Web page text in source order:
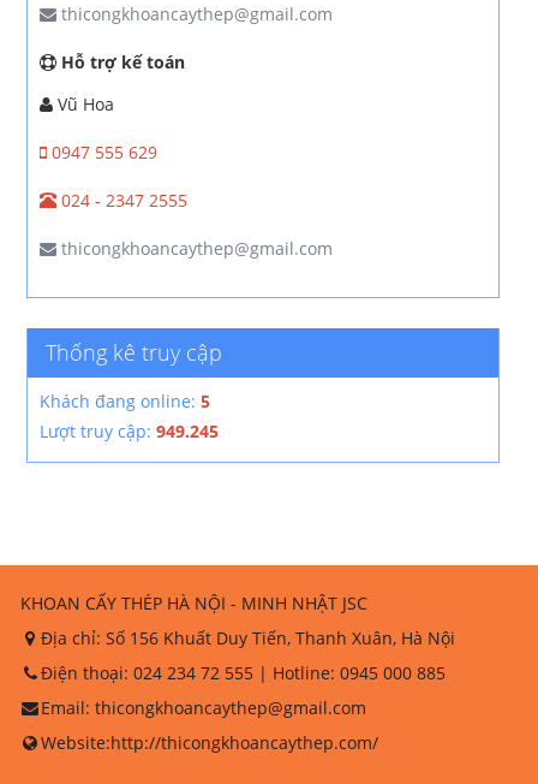
thicongkhoancaythep@gmail.com
Hỗ trợ kế toán
Vũ Hoa
0947 555 629
024 - 2347 2555
thicongkhoancaythep@gmail.com
Thống kê truy cập
Khách đang online: 5
Lượt truy cập: 949.245
KHOAN CẤY THÉP HÀ NỘI - MINH NHẬT JSC
Địa chỉ:Số 156 Khuất Duy Tiến, Thanh Xuân, Hà Nội
Điện thoại:024 234 72 555 | Hotline:0945 000 885
Email: thicongkhoancaythep@gmail.com
Website:http://thicongkhoancaythep.com/